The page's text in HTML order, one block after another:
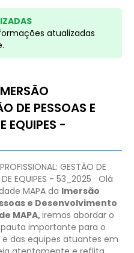
atualizadas
DE PESSOAS E
EQUIPES -
GESTÃO DE
DE EQUIPES - 53_2025
Olá
MAPA da Imersão
e Desenvolvimento
MAPA,iremos abordar o
importante para o
das equipes atuantes em